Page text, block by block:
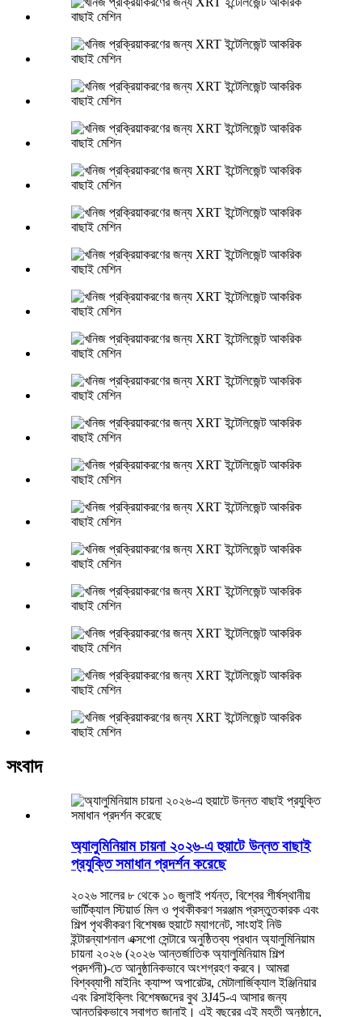
সংবাদ
অ্যালুমিনিয়াম চায়না ২০২৬-এ হুয়াটে উন্নত বাছাই
প্রযুক্তি সমাধান প্রদর্শন করেছে
২০২৬ সালের ৮ থেকে ১০ জুলাই পর্যন্ত, বিশ্বের শীর্ষস্থানীয়
ভার্টিক্যাল স্টিয়ার্ড মিল ও পৃথকীকরণ সরঞ্জাম প্রস্তুতকারক এবং
শিল্প পৃথকীকরণ বিশেষজ্ঞ হুয়াটে ম্যাগনেট, সাংহাই নিউ
ইন্টারন্যাশনাল এক্সপো সেন্টারে অনুষ্ঠিতব্য প্রধান অ্যালুমিনিয়াম
চায়না ২০২৬ (২০২৬ আন্তর্জাতিক অ্যালুমিনিয়াম শিল্প
প্রদর্শনী)-তে আনুষ্ঠানিকভাবে অংশগ্রহণ করবে। আমরা
বিশ্বব্যাপী মাইনিং ক্যাম্প অপারেটর, মেটালার্জিক্যাল ইঞ্জিনিয়ার
এবং রিসাইক্লিং বিশেষজ্ঞদের বুথ 3J45-এ আসার জন্য
আন্তরিকভাবে স্বাগত জানাই। এই বছরের এই মহতী অনুষ্ঠানে,